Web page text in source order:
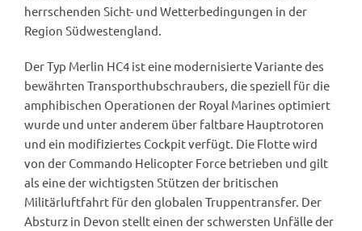
herrschenden Sicht- und Wetterbedingungen in der
Region Südwestengland.
Der Typ Merlin HC4 ist eine modernisierte Variante des
bewährten Transporthubschraubers, die speziell für die
amphibischen Operationen der Royal Marines optimiert
wurde und unter anderem über faltbare Hauptrotoren
und ein modifiziertes Cockpit verfügt. Die Flotte wird
von der Commando Helicopter Force betrieben und gilt
als eine der wichtigsten Stützen der britischen
Militärluftfahrt für den globalen Truppentransfer. Der
Absturz in Devon stellt einen der schwersten Unfälle der